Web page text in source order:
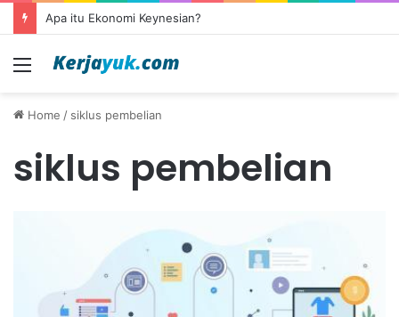
Apa itu Ekonomi Keynesian?
Menu
Home / siklus pembelian
siklus pembelian